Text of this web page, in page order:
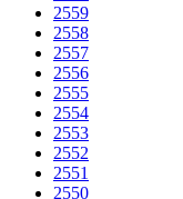
2559
2558
2557
2556
2555
2554
2553
2552
2551
2550